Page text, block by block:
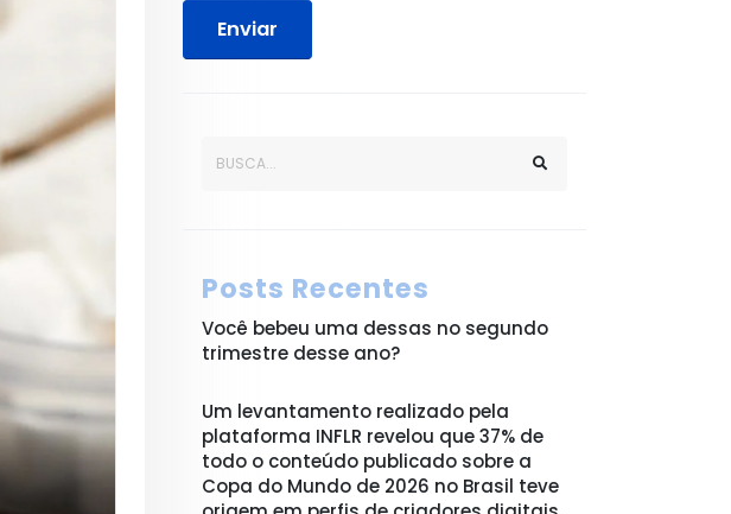
Enviar
Posts Recentes
Você bebeu uma dessas no segundo
trimestre desse ano?
Um levantamento realizado pela
plataforma INFLR revelou que 37% de
todo o conteúdo publicado sobre a
Copa do Mundo de 2026 no Brasil teve